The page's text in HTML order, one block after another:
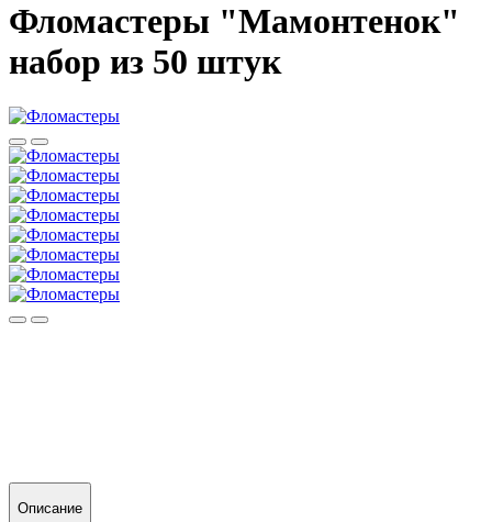
Фломастеры "Мамонтенок"
набор из 50 штук
Описание